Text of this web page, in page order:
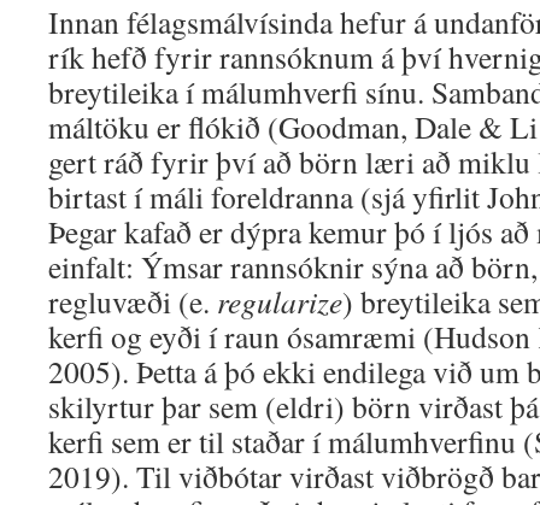
Innan félagsmálvísinda hefur á
rík hefð fyrir rannsóknum á því
breytileika í málumhverfi sínu.
máltöku er flókið (Goodman, Dale &
gert ráð fyrir því að börn læri að miklu
birtast í máli foreldranna (sjá yfirlit
Þegar kafað er dýpra kemur þó í ljós
einfalt: Ýmsar rannsóknir sýna að
regluvæði (e. regularize) breytileika
kerfi og eyði í raun ósamræmi
2005). Þetta á þó ekki endilega við um
skilyrtur þar sem (eldri) börn virðast
kerfi sem er til staðar í málumhverfinu
2019). Til viðbótar virðast viðbrögð